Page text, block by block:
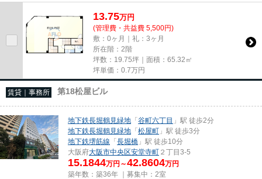
尚、弊社ではおとり広告は一切...
13.75万円
(管理費・共益費 5,500円)
敷：0ヶ月｜礼：3ヶ月
所在階：2階
坪数：19.75坪｜面積：65.32㎡
坪単価： 0.7万円
賃貸｜事務所 第18松屋ビル
地下鉄長堀鶴見緑地 「谷町六丁目 」駅 徒歩2分
地下鉄長堀鶴見緑地 「松屋町 」駅 徒歩3分
地下鉄堺筋線 「長堀橋 」駅 徒歩10分
大阪府大阪市中央区安堂寺町 ２丁目3-5
15.1844万円～42.8604万円
築年数：築36年 ｜募集中： 2室